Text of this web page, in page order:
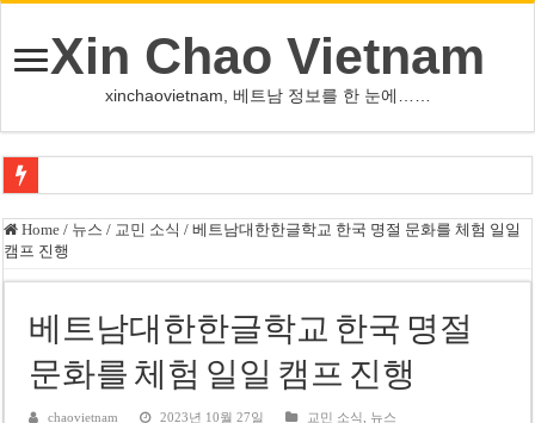
Xin Chao Vietnam
xinchaovietnam, 베트남 정보를 한 눈에……
오덕 목사, 32년 베트남 삶 담은 첫 디카시집 ‘한 컷의 서정’ 출간
베트남 화학·플라스틱 기업 납세 상위 10곳 공개…절반은 국영기업
FIFA 인판티노 회장, 유럽 축구계·북미 정치권 불신임 압박 직면
미화원 쪽방 휴게실 논란…허리도 못 펴는 열악한 환경
호찌민시, 올해 국경절 연휴 5일 연속 휴무 확정… 8월 29일~9월 2일
Home / 뉴스 / 교민 소식 / 베트남대한한글학교 한국 명절 문화를 체험 일일
캠프 진행
베트남대한한글학교 한국 명절
문화를 체험 일일 캠프 진행
chaovietnam 2023년 10월 27일 교민 소식
뉴스